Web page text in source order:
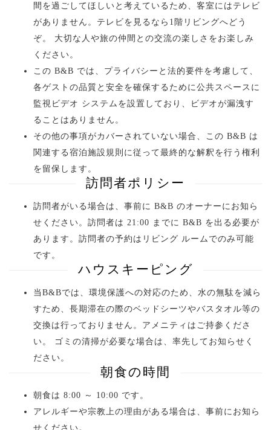
間を過ごしてほしいと考えているため、客室にはテレビ
がありません。テレビを見るなら1階リビングへどう
ぞ。 大切な人や旅の仲間との交流の楽しさをお楽しみ
ください。
この B&B では、プライバシーと法的要件を考慮して、
各ゲストの品質と安全を確保するために公共スペースに
監視ビデオ システムを設置しており、ビデオが漏洩す
ることはありません。
その他の事項がカバーされていない場合、この B&B は
関連する宿泊施設規則に従って最終的な解釈を行う権利
を留保します。
訪問者ポリシー
訪問者がいる場合は、事前に B&B のオーナーにお知ら
せください。訪問者は 21:00 までに B&B を出る必要が
あります。訪問者の予約はリビング ルームでのみ可能
です。
ハウスキーピング
当B&Bでは、環境保護への対応のため、水の無駄を減ら
すため、長期滞在の際のベッドシーツやバスタオル等の
交換は行っておりません。アメニティはご持参くださ
い。 ゴミの清掃が必要な場合は、率先してお知らせく
ださい。
朝食の時間
朝食は 8:00 ～ 10:00 です。
アレルギーや宗教上の理由がある場合は、事前にお知ら
せください。